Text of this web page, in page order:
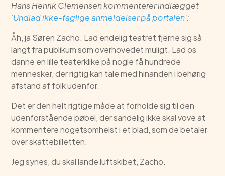
Hans Henrik Clemensen kommenterer indlægget
'Undlad ikke-faglige anmeldelser på portalen':
Åh, ja Søren Zacho. Lad endelig teatret fjerne sig så
langt fra publikum som overhovedet muligt. Lad os
danne en lille teaterklike på nogle få hundrede
mennesker, der rigtig kan tale med hinanden i behørig
afstand af folk udenfor.
Det er den helt rigtige måde at forholde sig til den
udenforstående pøbel, der sandelig ikke skal vove at
kommentere nogetsomhelst i et blad, som de betaler
over skattebilletten.
Jeg synes, du skal lande luftskibet, Zacho.